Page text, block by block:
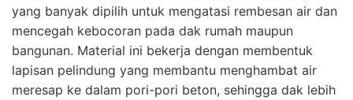
yang banyak dipilih untuk mengatasi rembesan air dan
mencegah kebocoran pada dak rumah maupun
bangunan. Material ini bekerja dengan membentuk
lapisan pelindung yang membantu menghambat air
meresap ke dalam pori-pori beton, sehingga dak lebih